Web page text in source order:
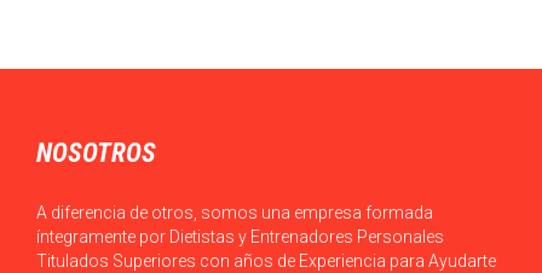
NOSOTROS
A diferencia de otros, somos una empresa formada
íntegramente por Dietistas y Entrenadores Personales
Titulados Superiores con años de Experiencia para Ayudarte